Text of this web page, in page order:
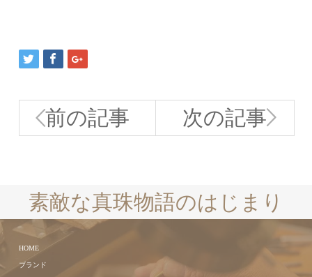
前の記事 次の記事
素敵な真珠物語のはじまり
HOME
ブランド